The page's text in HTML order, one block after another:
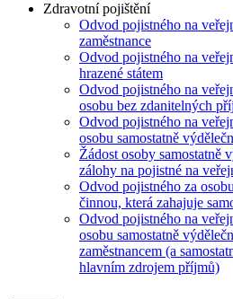
Zdravotní pojištění
Odvod pojistného na
zaměstnance
Odvod pojistného na
hrazené státem
Odvod pojistného na
osobu bez zdanitelných
Odvod pojistného na
osobu samostatně
Žádost osoby samostatně
zálohy na pojistné na
Odvod pojistného za
činnou, která zahajuje
Odvod pojistného na
osobu samostatně
zaměstnancem (a
hlavním zdrojem příjmů)